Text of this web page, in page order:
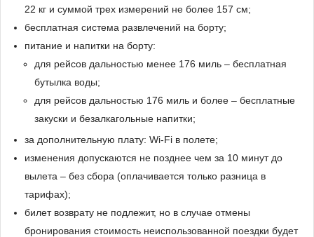
22 кг и суммой трех измерений не более 157 см;
бесплатная система развлечений на борту;
питание и напитки на борту:
для рейсов дальностью менее 176 миль – бесплатная
бутылка воды;
для рейсов дальностью 176 миль и более – бесплатные
закуски и безалкагольные напитки;
за дополнительную плату: Wi-Fi в полете;
изменения допускаются не позднее чем за 10 минут до
вылета – без сбора (оплачивается только разница в
тарифах);
билет возврату не подлежит, но в случае отмены
бронирования стоимость неиспользованной поездки будет